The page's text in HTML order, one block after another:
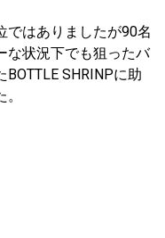
ではありましたが90名
な状況下でも狙ったバ
SHRINPに助